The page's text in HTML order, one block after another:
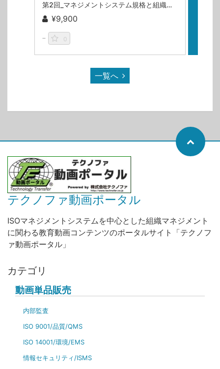
第2回_マネジメントシステム規格と組織文化の関係（ISOマネジメントシステム規格の本質的な理解シリーズ）/舩石篤史
¥9,900
0
一覧へ
テクノファ動画ポータル
ISOマネジメントシステムを中心とした組織マネジメント
に関わる教育動画コンテンツのポータルサイト「テクノフ
ァ動画ポータル」
カテゴリ
動画単品販売
内部監査
ISO 9001/品質/QMS
ISO 14001/環境/EMS
情報セキュリティ/ISMS